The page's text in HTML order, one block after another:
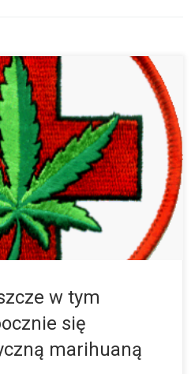
projekt badawczy z
czyli CBD, aby stwierdzić jego
Nadal trwa rekrutacja
w tych badaniach, jednak już […]
w tym
się
marihuaną